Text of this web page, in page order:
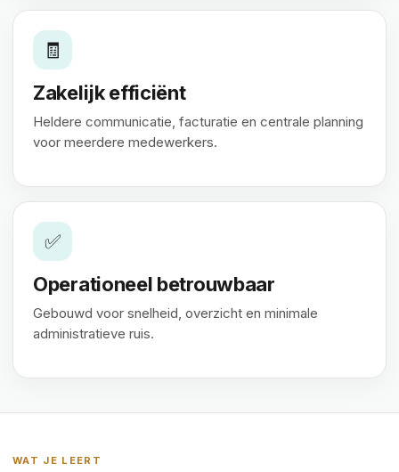
🧾
Zakelijk efficiënt
Heldere communicatie, facturatie en centrale planning
voor meerdere medewerkers.
✅
Operationeel betrouwbaar
Gebouwd voor snelheid, overzicht en minimale
administratieve ruis.
WAT JE LEERT